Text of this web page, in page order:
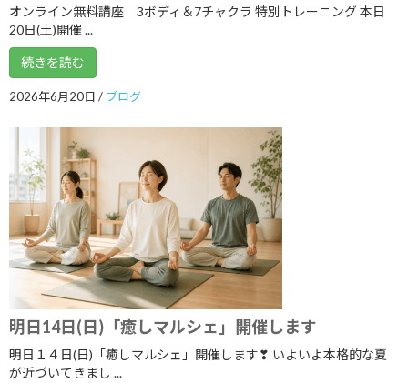
2024年4月
2024年3月
2024年2月
2023年12月
2023年11月
2023年10月
2023年9月
2023年8月
2023年7月
2023年6月
オンライン無料講座 3ボディ＆7チャクラ 特別トレーニング 本日
20日(土)開催 ...
続きを読む
2026年6月20日 / ブログ
明日14日(日)「癒しマルシェ」開催します
明日１４日(日)「癒しマルシェ」開催します❣ いよいよ本格的な夏
が近づいてきまし ...